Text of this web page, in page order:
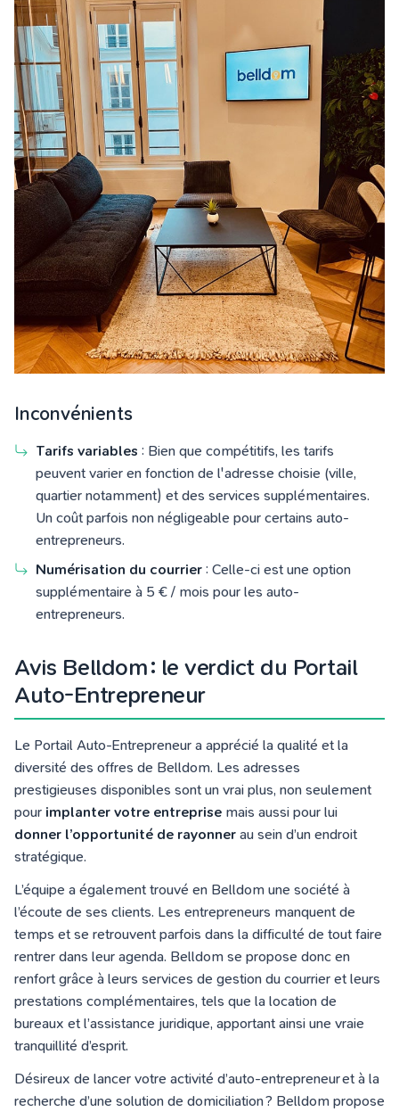
Inconvénients
Tarifs variables : Bien que compétitifs, les tarifs
peuvent varier en fonction de l'adresse choisie (ville,
quartier notamment) et des services supplémentaires.
Un coût parfois non négligeable pour certains auto-
entrepreneurs.
Numérisation du courrier : Celle-ci est une option
supplémentaire à 5 € / mois pour les auto-
entrepreneurs.
Avis Belldom : le verdict du Portail
Auto-Entrepreneur
Le Portail Auto-Entrepreneur a apprécié la qualité et la
diversité des offres de Belldom. Les adresses
prestigieuses disponibles sont un vrai plus, non seulement
pour implanter votre entreprise mais aussi pour lui
donner l’opportunité de rayonner au sein d’un endroit
stratégique.
L’équipe a également trouvé en Belldom une société à
l’écoute de ses clients. Les entrepreneurs manquent de
temps et se retrouvent parfois dans la difficulté de tout faire
rentrer dans leur agenda. Belldom se propose donc en
renfort grâce à leurs services de gestion du courrier et leurs
prestations complémentaires, tels que la location de
bureaux et l’assistance juridique, apportant ainsi une vraie
tranquillité d’esprit.
Désireux de lancer votre activité d’auto-entrepreneur et à la
recherche d’une solution de domiciliation ? Belldom propose